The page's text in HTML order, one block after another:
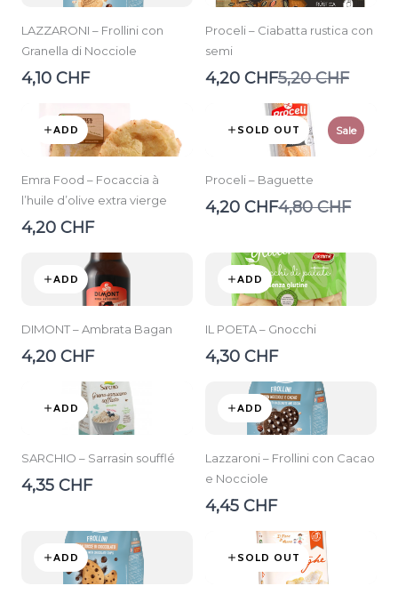
LAZZARONI – Frollini con
Granella di Nocciole
4,10 CHF
Proceli – Ciabatta rustica con
semi
4,20 CHFCompare
5,20 CHF
ADD
Emra Food – Focaccia à
l’huile d’olive extra vierge
4,20 CHF
SOLD OUT Sale
Proceli – Baguette
4,20 CHFCompare
4,80 CHF
ADD
DIMONT – Ambrata Bagan
4,20 CHF
ADD
IL POETA – Gnocchi
4,30 CHF
ADD
SARCHIO – Sarrasin soufflé
4,35 CHF
ADD
Lazzaroni – Frollini con Cacao
e Nocciole
4,45 CHF
ADD SOLD OUT